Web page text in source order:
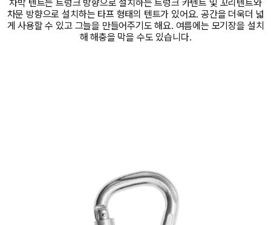
차박 텐트는 트렁크 방향으로 설치하는 트렁크 카텐트 및 꼬리텐트와
차문 방향으로 설치하는 타프 형태의 텐트가 있어요. 공간을 더욱더 넓
게 사용할 수 있고 그늘을 만들어주기도 해요. 여름에는 모기장을 설치
해 해충을 막을 수도 있습니다.